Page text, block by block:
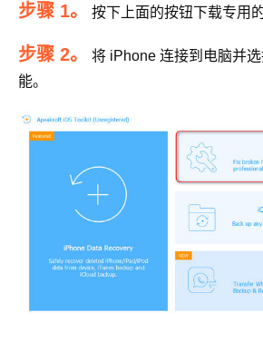
步骤 1。 按下上面的按钮下载专用
步骤 2。 将 iPhone 连接到电脑并
能。